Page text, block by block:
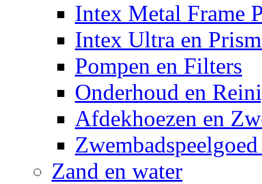
Intex Metal Frame
Intex Ultra en
Pompen en Filters
Onderhoud en
Afdekhoezen en
Zand en water